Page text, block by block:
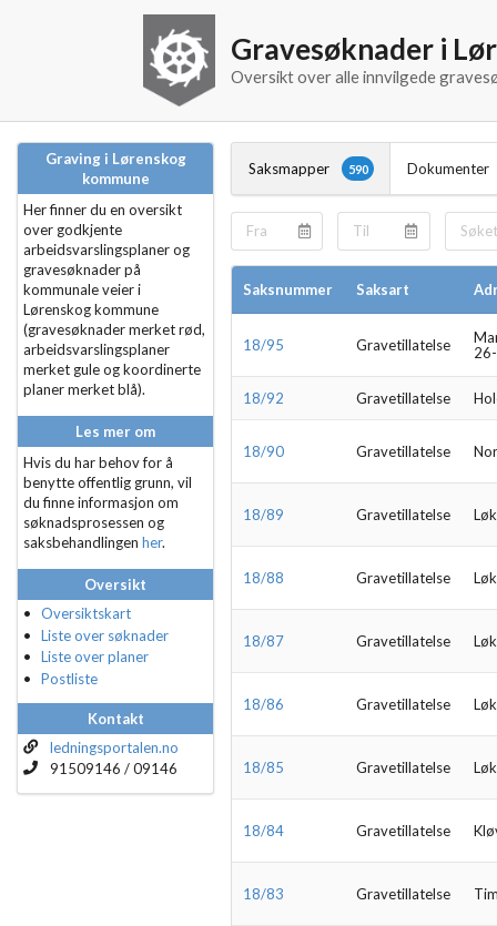
Gravesøknader i
Oversikt over alle innvilgede
Graving i Lørenskog
kommune
Her finner du en oversikt
over godkjente
arbeidsvarslingsplaner og
gravesøknader på
kommunale veier i
Lørenskog kommune
(gravesøknader merket rød,
arbeidsvarslingsplaner
merket gule og koordinerte
planer merket blå).
Les mer om
Hvis du har behov for å
benytte offentlig grunn, vil
du finne informasjon om
søknadsprosessen og
saksbehandlingen her.
Oversikt
Oversiktskart
Liste over søknader
Liste over planer
Postliste
Kontakt
ledningsportalen.no
91509146 / 09146
Saksmapper 590 Dokumenter
Saksnummer Saksart
18/95 Gravetillatelse
18/92 Gravetillatelse
18/90 Gravetillatelse
18/89 Gravetillatelse
18/88 Gravetillatelse
18/87 Gravetillatelse
18/86 Gravetillatelse
18/85 Gravetillatelse
18/84 Gravetillatelse
18/83 Gravetillatelse